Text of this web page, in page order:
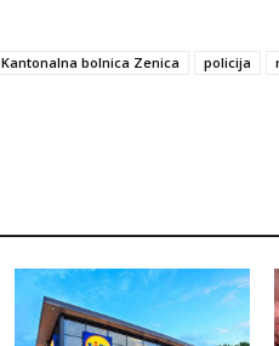
Kantonalna bolnica Zenica policija